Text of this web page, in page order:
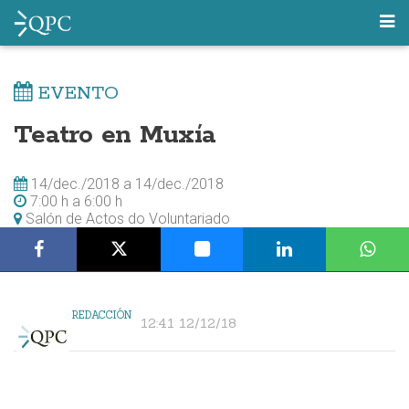
EVENTO
Teatro en Muxía
14/dec./2018 a 14/dec./2018
7:00 h a 6:00 h
Salón de Actos do Voluntariado
REDACCIÓN 12:41 12/12/18